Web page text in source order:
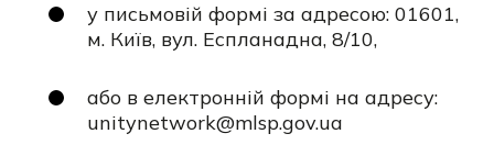
у письмовій формі за адресою: 01601,
м. Київ, вул. Еспланадна, 8/10,
або в електронній формі на адресу:
unitynetwork@mlsp.gov.ua